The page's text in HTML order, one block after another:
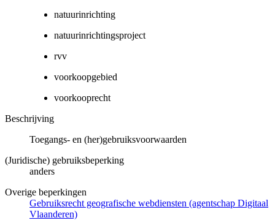
natuurinrichting
natuurinrichtingsproject
rvv
voorkoopgebied
voorkooprecht
Beschrijving
Toegangs- en (her)gebruiksvoorwaarden
(Juridische) gebruiksbeperking
anders
Overige beperkingen
Gebruiksrecht geografische webdiensten (agentschap Digitaal
Vlaanderen)